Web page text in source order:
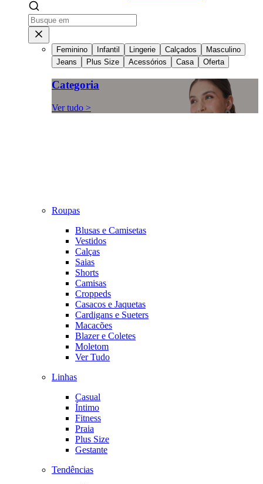
Feminino Infantil Lingerie Calçados
Masculino
Jeans
Plus Size Acessórios Casa Oferta
Categoria
Ver tudo >
Roupas
Blusas e Camisetas
Vestidos
Calças
Saias
Shorts
Camisas
Croppeds
Casacos e Jaquetas
Cardigans e Sueters
Macacões
Blazer e Coletes
Moletom
Ver Tudo
Linhas
Casual
Íntimo
Fitness
Praia
Plus Size
Gestante
Tendências